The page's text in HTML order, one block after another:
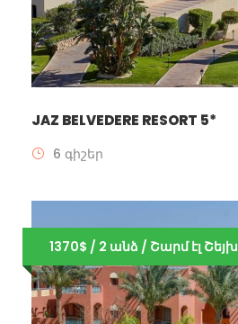
JAZ BELVEDERE RESORT 5*
6 գիշեր
1370$ / 2 անձ / Շարմ էլ Շեյխ